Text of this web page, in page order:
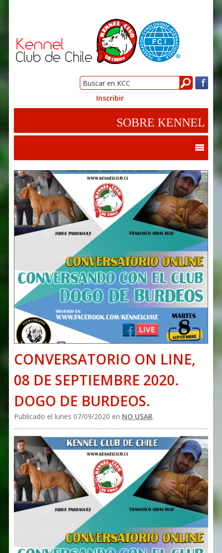
Inscribir
CONVERSATORIO ON LINE,
08 DE SEPTIEMBRE 2020.
DOGO DE BURDEOS.
Publicado el lunes 07/09/2020 en NO USAR.